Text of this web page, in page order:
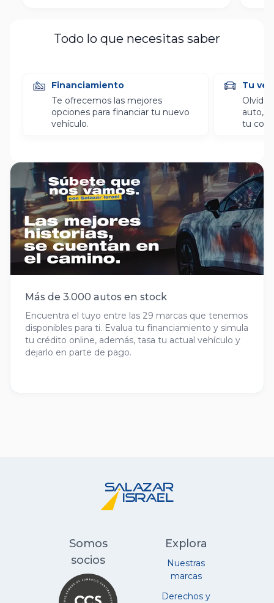
Todo lo que necesitas saber
Financiamiento
Te ofrecemos las mejores
opciones para financiar tu nuevo
vehículo.
Tu
auto,
tu
Más de 3.000 autos en stock
Encuentra el tuyo entre las 29 marcas que tenemos
disponibles para ti. Evalua tu financiamiento y simula
tu crédito online, además, tasa tu actual vehículo y
dejarlo en parte de pago.
Explora
Nuestras
marcas
Derechos y
Somos
socios